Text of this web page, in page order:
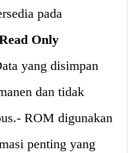
pada
Only
yang disimpan
dan tidak
ROM digunakan
penting yang